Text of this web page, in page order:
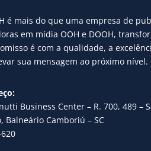
é mais do que uma empresa de
em mídia OOH e DOOH,
é com a qualidade, a
sua mensagem ao próximo nível.
Business Center – R. 700, 489 –
Balneário Camboriú – SC